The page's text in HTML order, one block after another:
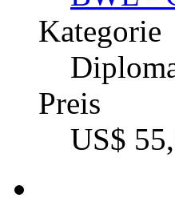
Kategorie
Preis
US$